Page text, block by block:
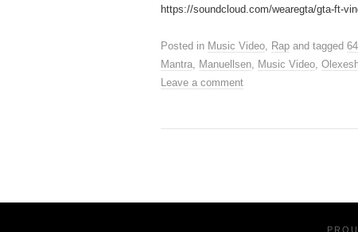
https://soundcloud.com/wearegta/gta-ft-
Posted in Music Video, Rap and tagged
Mantra, Manuellsen, Music Video,
Leave a comment